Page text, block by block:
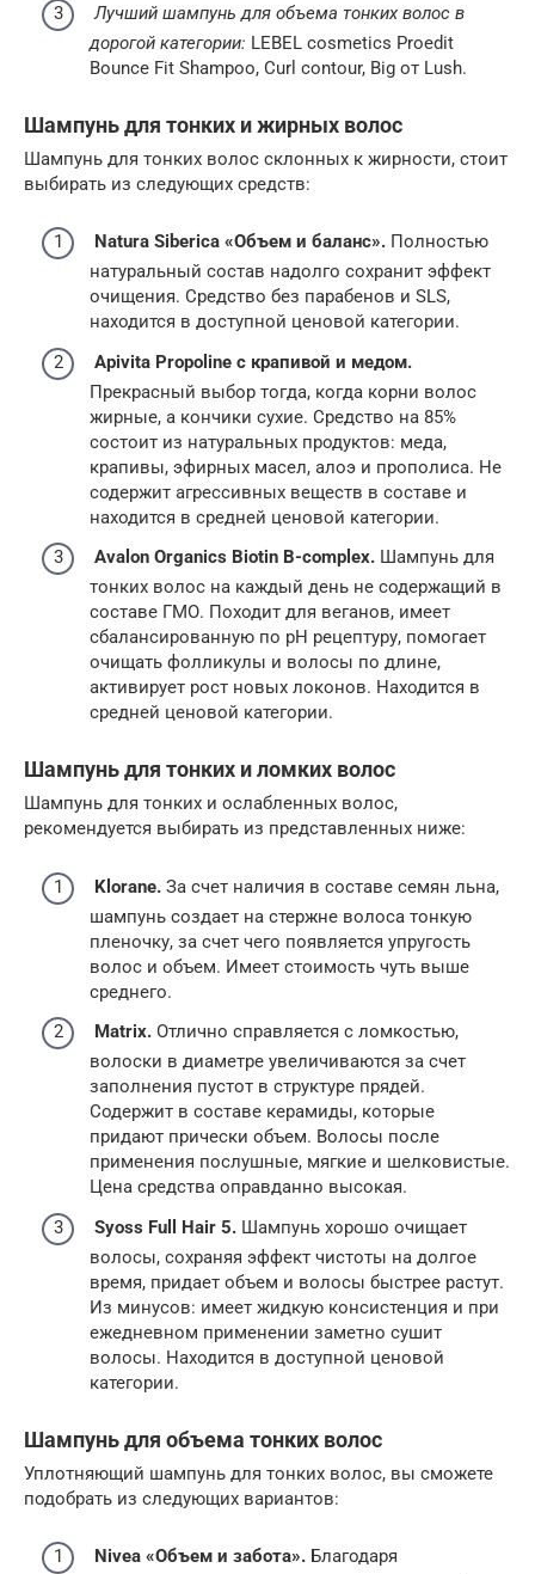
Лучший шампунь для объема тонких волос в
дорогой категории: LEBEL cosmetics Proedit
Bounce Fit Shampoo, Curl contour, Big от Lush.
Шампунь для тонких и жирных волос
Шампунь для тонких волос склонных к жирности, стоит
выбирать из следующих средств:
Natura Siberica «Объем и баланс». Полностью
натуральный состав надолго сохранит эффект
очищения. Средство без парабенов и SLS,
находится в доступной ценовой категории.
Apivita Propoline с крапивой и медом.
Прекрасный выбор тогда, когда корни волос
жирные, а кончики сухие. Средство на 85%
состоит из натуральных продуктов: меда,
крапивы, эфирных масел, алоэ и прополиса. Не
содержит агрессивных веществ в составе и
находится в средней ценовой категории.
Avalon Organics Biotin B-complex. Шампунь для
тонких волос на каждый день не содержащий в
составе ГМО. Походит для веганов, имеет
сбалансированную по pH рецептуру, помогает
очищать фолликулы и волосы по длине,
активирует рост новых локонов. Находится в
средней ценовой категории.
Шампунь для тонких и ломких волос
Шампунь для тонких и ослабленных волос,
рекомендуется выбирать из представленных ниже:
Klorane. За счет наличия в составе семян льна,
шампунь создает на стержне волоса тонкую
пленочку, за счет чего появляется упругость
волос и объем. Имеет стоимость чуть выше
среднего.
Matrix. Отлично справляется с ломкостью,
волоски в диаметре увеличиваются за счет
заполнения пустот в структуре прядей.
Содержит в составе керамиды, которые
придают прически объем. Волосы после
применения послушные, мягкие и шелковистые.
Цена средства оправданно высокая.
Syoss Full Hair 5. Шампунь хорошо очищает
волосы, сохраняя эффект чистоты на долгое
время, придает объем и волосы быстрее растут.
Из минусов: имеет жидкую консистенция и при
ежедневном применении заметно сушит
волосы. Находится в доступной ценовой
категории.
Шампунь для объема тонких волос
Уплотняющий шампунь для тонких волос, вы сможете
подобрать из следующих вариантов:
Nivea «Объем и забота». Благодаря